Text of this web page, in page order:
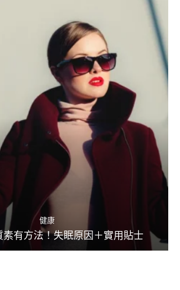
健康
素有方法！失眠原因＋實用貼士